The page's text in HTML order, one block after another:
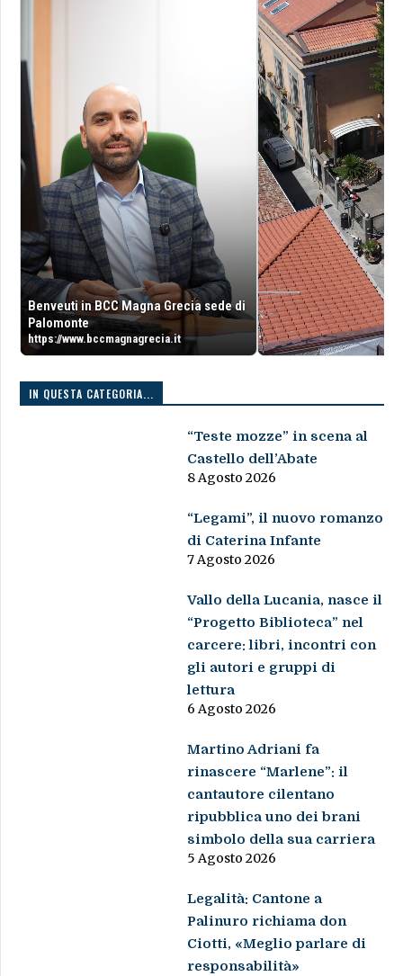
Benveuti in BCC Magna Grecia sede di
Palomonte
https://www.bccmagnagrecia.it
IN QUESTA CATEGORIA...
“Teste mozze” in scena al
Castello dell’Abate
8 Agosto 2026
“Legami”, il nuovo romanzo
di Caterina Infante
7 Agosto 2026
Vallo della Lucania, nasce il
“Progetto Biblioteca” nel
carcere: libri, incontri con
gli autori e gruppi di
lettura
6 Agosto 2026
Martino Adriani fa
rinascere “Marlene”: il
cantautore cilentano
ripubblica uno dei brani
simbolo della sua carriera
5 Agosto 2026
Legalità: Cantone a
Palinuro richiama don
Ciotti, «Meglio parlare di
responsabilità»